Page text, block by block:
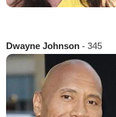
Dwayne Johnson - 345